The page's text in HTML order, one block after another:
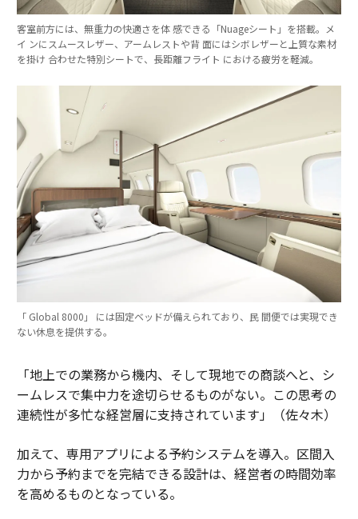
客室前方には、無重力の快適さを体 感できる「Nuageシート」を搭載。メ
イ ンにスムースレザー、アームレストや背 面にはシボレザーと上質な素材
を掛け 合わせた特別シートで、長距離フライト における疲労を軽減。
「 Global 8000」 には固定ベッドが備えられており、民 間便では実現でき
ない休息を提供する。
「地上での業務から機内、そして現地での商談へと、シ
ームレスで集中力を途切らせるものがない。この思考の
連続性が多忙な経営層に支持されています」（佐々木）
加えて、専用アプリによる予約システムを導入。区間入
力から予約までを完結できる設計は、経営者の時間効率
を高めるものとなっている。